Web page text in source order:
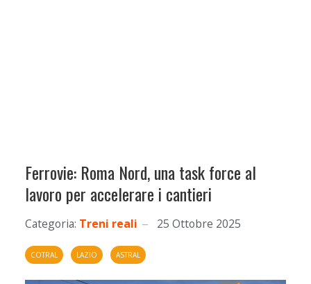
Ferrovie: Roma Nord, una task force al
lavoro per accelerare i cantieri
Categoria: Treni reali 25 Ottobre 2025
COTRAL LAZIO ASTRAL